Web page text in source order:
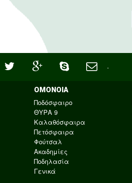
·
ΟΜΟΝΟΙΑ
Ποδόσφαιρο
ΘΥΡΑ 9
Καλαθόσφαιρα
Πετόσφαιρα
Φούτσαλ
Ακαδημίες
Ποδηλασία
Γενικά